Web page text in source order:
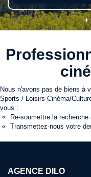
+
Nous n'avons pas de biens à
Sports / Loisirs Cinéma/
vous :
Re-soumettre la
Transmettez-nous votre
AGENCE DILO